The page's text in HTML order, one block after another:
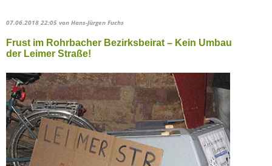
07.06.2018 22:05 von Hans-Jürgen Fuchs
Frust im Rohrbacher Bezirksbeirat – Kein Umbau
der Leimer Straße!